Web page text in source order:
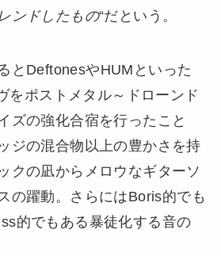
ンドしたもの“だという。
とDeftonesやHUMといった
をポストメタル～ドローンド
ズの強化合宿を行ったこと
ジの混合物以上の豊かさを持
クの凪からメロウなギターソ
の躍動。さらにはBoris的でも
的でもある暴徒化する音の